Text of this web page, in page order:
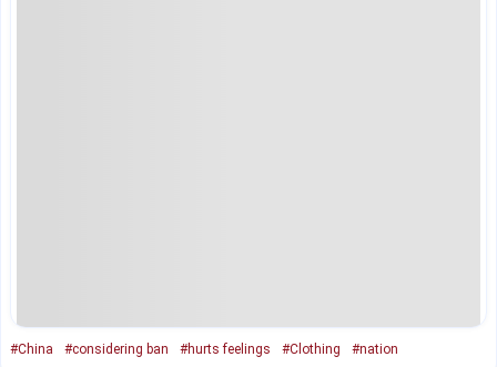
#China #considering ban #hurts feelings #Clothing #nation